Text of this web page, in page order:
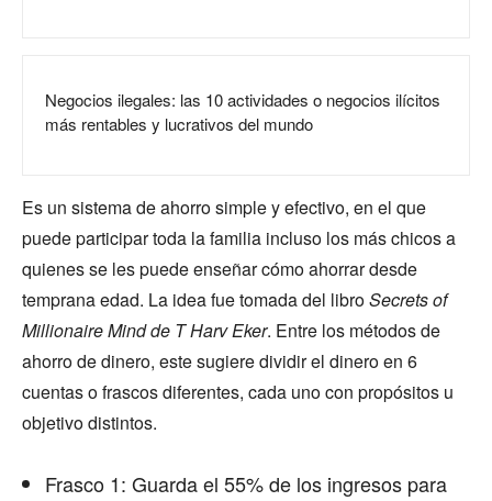
Negocios ilegales: las 10 actividades o negocios ilícitos
más rentables y lucrativos del mundo
Es un sistema de ahorro simple y efectivo, en el que
puede participar toda la familia incluso los más chicos a
quienes se les puede enseñar cómo ahorrar desde
temprana edad. La idea fue tomada del libroSecrets of
Millionaire Mind de T Harv Eker. Entre los métodos de
ahorro de dinero, este sugiere dividir el dinero en 6
cuentas o frascos diferentes, cada uno con propósitos u
objetivo distintos.
Frasco 1: Guarda el 55% de los ingresos para